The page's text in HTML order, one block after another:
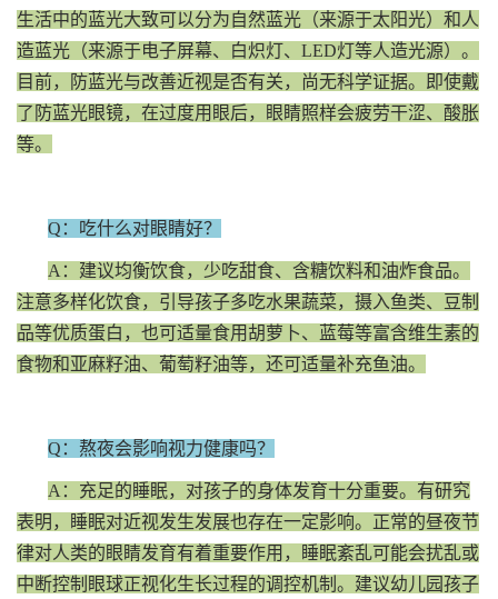
生活中的蓝光大致可以分为自然蓝光（来源于太阳光）和人
造蓝光（来源于电子屏幕、白炽灯、LED灯等人造光源）。
目前，防蓝光与改善近视是否有关，尚无科学证据。即使戴
了防蓝光眼镜，在过度用眼后，眼睛照样会疲劳干涩、酸胀
等。
Q：吃什么对眼睛好？
A：建议均衡饮食，少吃甜食、含糖饮料和油炸食品。
注意多样化饮食，引导孩子多吃水果蔬菜，摄入鱼类、豆制
品等优质蛋白，也可适量食用胡萝卜、蓝莓等富含维生素的
食物和亚麻籽油、葡萄籽油等，还可适量补充鱼油。
Q：熬夜会影响视力健康吗？
A：充足的睡眠，对孩子的身体发育十分重要。有研究
表明，睡眠对近视发生发展也存在一定影响。正常的昼夜节
律对人类的眼睛发育有着重要作用，睡眠紊乱可能会扰乱或
中断控制眼球正视化生长过程的调控机制。建议幼儿园孩子